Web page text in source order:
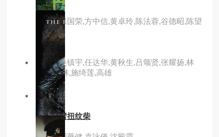
主演：张国荣,方中信,黄卓玲,陈法蓉,谷德昭,陈望
华
主演：吴镇宇,任达华,黄秋生,吕颂贤,张耀扬,林
雪,王天林,施绮莲,高雄
8.0分 hd
横纹刀劈扭纹柴